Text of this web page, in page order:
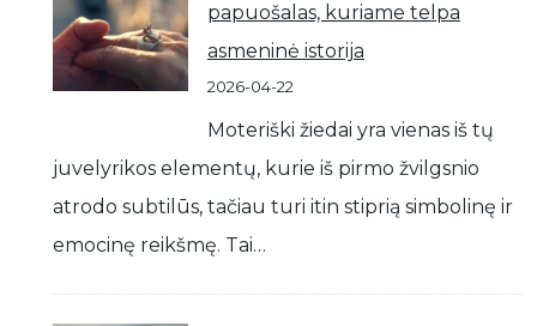
papuošalas, kuriame telpa
asmeninė istorija
2026-04-22
Moteriški žiedai yra vienas iš tų
juvelyrikos elementų, kurie iš pirmo žvilgsnio
atrodo subtilūs, tačiau turi itin stiprią simbolinę ir
emocinę reikšmę. Tai…